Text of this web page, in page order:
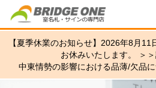
【夏季休業のお知らせ】2026年8月
お休みいたします。 ＞＞